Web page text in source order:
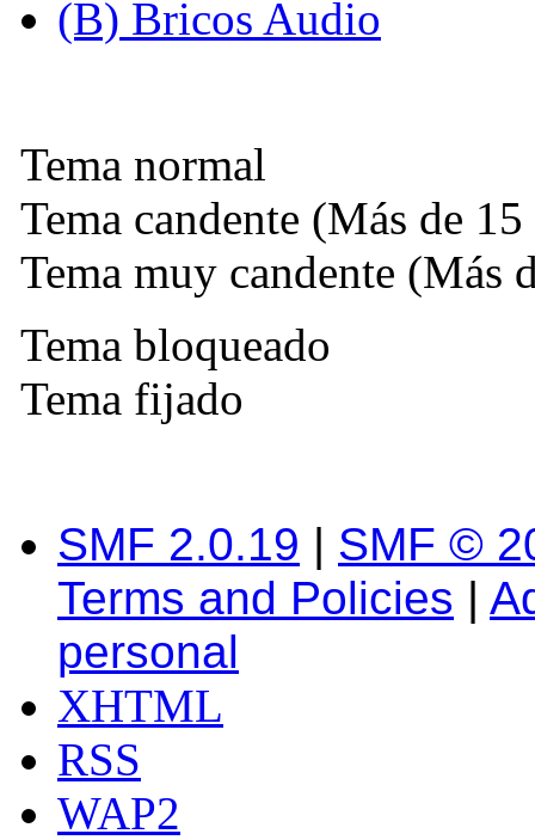
(B) Bricos Audio
Tema normal
Tema candente (Más de 15
Tema muy candente (Más
Tema bloqueado
Tema fijado
SMF 2.0.19 | SMF ©
Terms and Policies |
personal
XHTML
RSS
WAP2